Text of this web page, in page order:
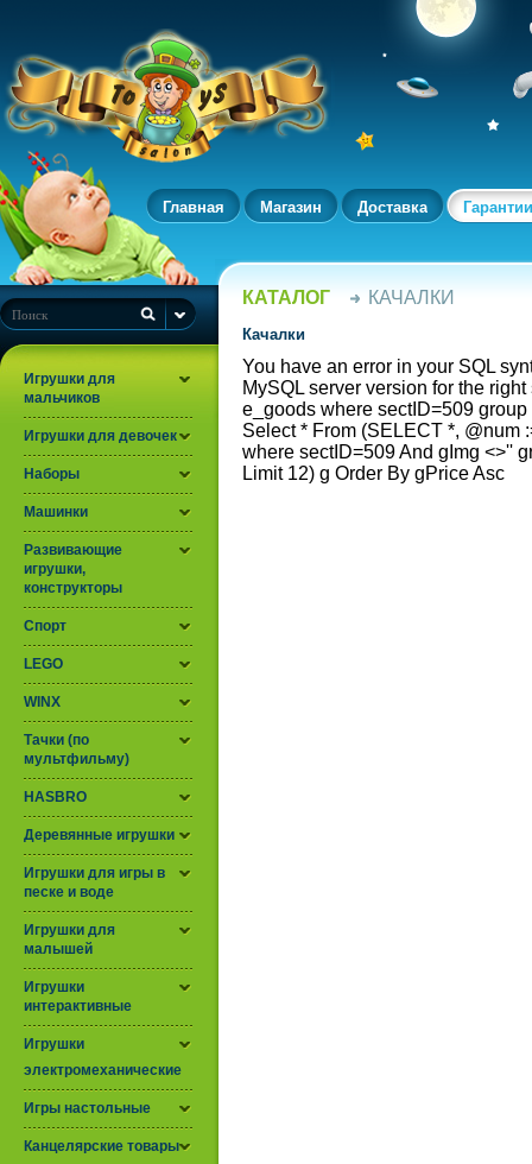
Главная Магазин Доставка Гарантии
Игрушки для
мальчиков
Игрушки для девочек
Наборы
Машинки
Развивающие
игрушки,
конструкторы
Спорт
LEGO
WINX
Тачки (по
мультфильму)
HASBRO
Деревянные игрушки
Игрушки для игры в
песке и воде
Игрушки для
малышей
Игрушки
интерактивные
Игрушки
электромеханические
Игры настольные
Канцелярские товары
КАТАЛОГ КАЧАЛКИ
Качалки
You have an error in your SQL
MySQL server version for the
e_goods where sectID=509
Select * From (SELECT *, @num
where sectID=509 And gImg <>''
Limit 12) g Order By gPrice Asc